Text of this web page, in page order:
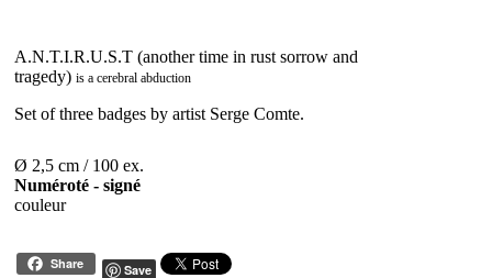
A.N.T.I.R.U.S.T (another time in rust sorrow and
tragedy) is a cerebral abduction
Set of three badges by artist Serge Comte.
Ø 2,5 cm / 100 ex.
Numéroté - signé
couleur
Share Save